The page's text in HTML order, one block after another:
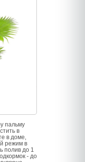
пальму
в
в доме,
режим в
полив до 1
- до